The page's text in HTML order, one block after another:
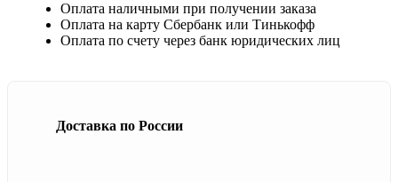
Оплата наличными при получении заказа
Оплата на карту Сбербанк или Тинькофф
Оплата по счету через банк юридических лиц
Доставка по России